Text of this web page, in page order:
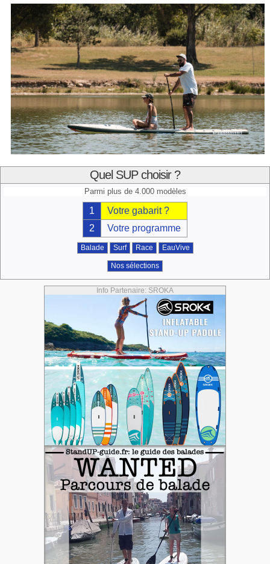
Quel SUP choisir ?
Parmi plus de 4.000 modèles
1
Votre gabarit ?
2
Votre programme
Balade Surf Race EauVive
Nos sélections
Info Partenaire: SROKA